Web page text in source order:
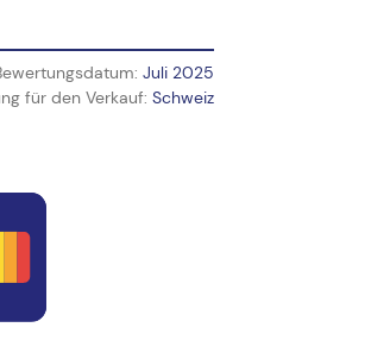
Juli 2025
für den Verkauf: Schweiz